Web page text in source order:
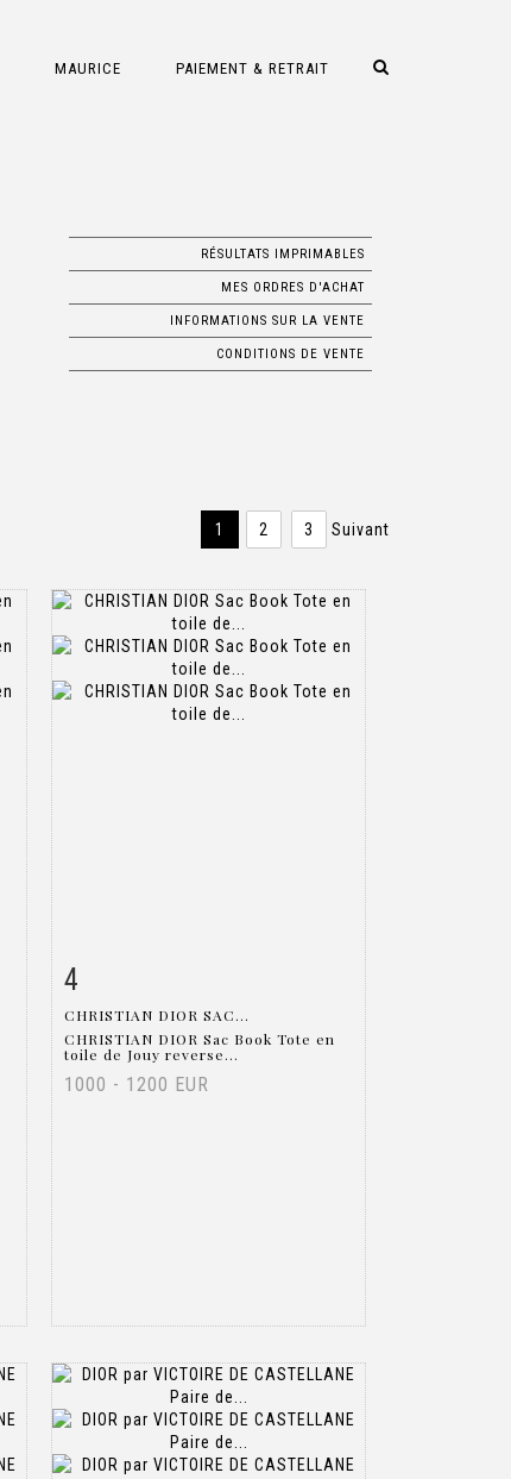
MAURICE PAIEMENT & RETRAIT
RÉSULTATS IMPRIMABLES
MES ORDRES D'ACHAT
INFORMATIONS SUR LA VENTE
CONDITIONS DE VENTE
1 2 3 Suivant
4
CHRISTIAN DIOR SAC...
CHRISTIAN DIOR Sac Book Tote en
toile de Jouy reverse...
1000 - 1200 EUR